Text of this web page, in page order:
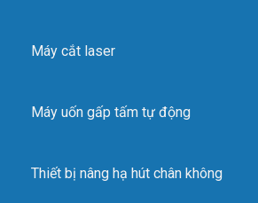
Máy cắt laser
Máy uốn gấp tấm tự động
Thiết bị nâng hạ hút chân không